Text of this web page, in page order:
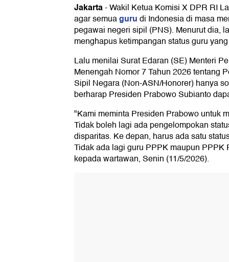
Jakarta-Wakil Ketua Komisi X DPR RI
agar semuagurudi Indonesia di masa
pegawai negeri sipil (PNS). Menurut dia,
menghapus ketimpangan status guru
Lalu menilai Surat Edaran (SE) Menteri
Menengah Nomor 7 Tahun 2026 tentang
Sipil Negara (Non-ASN/Honorer) hanya
berharap Presiden Prabowo Subianto
"Kami meminta Presiden Prabowo untuk
Tidak boleh lagi ada pengelompokan
disparitas. Ke depan, harus ada satu
Tidak ada lagi guru PPPK maupun PPPK
kepada wartawan, Senin (11/5/2026).